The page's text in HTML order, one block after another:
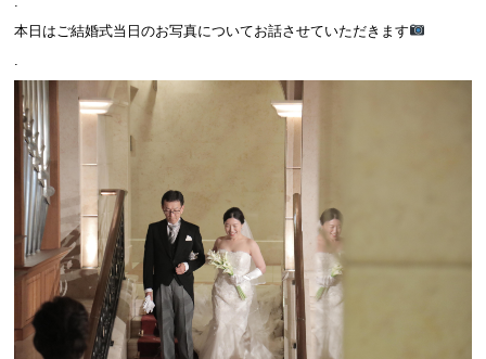
本日はご結婚式当日のお写真についてお話させていただきます
.